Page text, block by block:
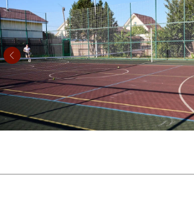
Лучше один раз увидеть,
чем сто раз услышать!